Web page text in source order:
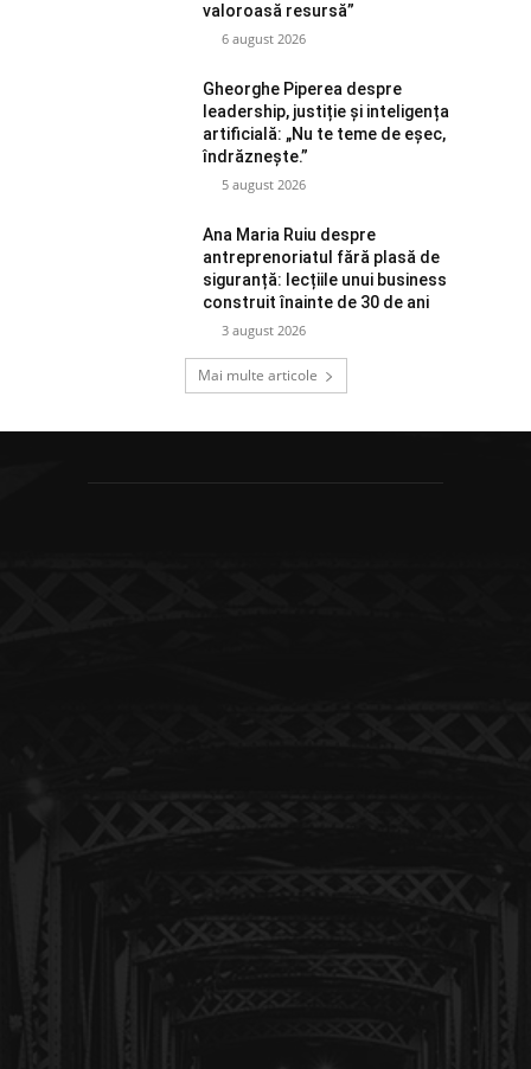
valoroasă resursă”
6 august 2026
Gheorghe Piperea despre
leadership, justiție și inteligența
artificială: „Nu te teme de eșec,
îndrăznește.”
5 august 2026
Ana Maria Ruiu despre
antreprenoriatul fără plasă de
siguranță: lecțiile unui business
construit înainte de 30 de ani
3 august 2026
Mai multe articole